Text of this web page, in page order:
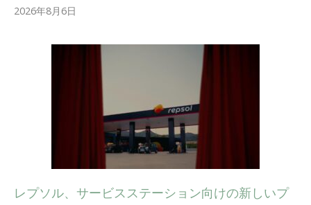
2026年8月6日
レプソル、サービスステーション向けの新しいプ